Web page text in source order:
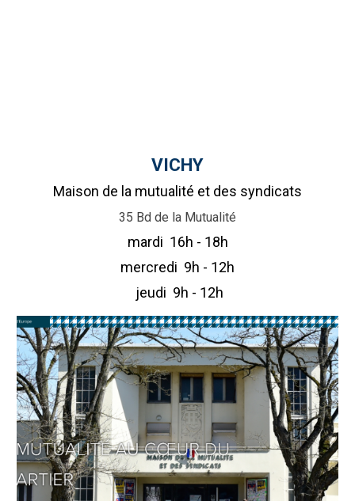
VICHY
Maison de la mutualité et des syndicats
35 Bd de la Mutualité
mardi 16h - 18h
mercredi 9h - 12h
jeudi 9h - 12h